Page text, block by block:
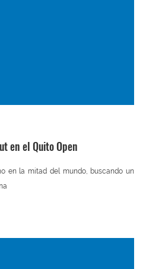
en el Quito Open
en la mitad del mundo, buscando un